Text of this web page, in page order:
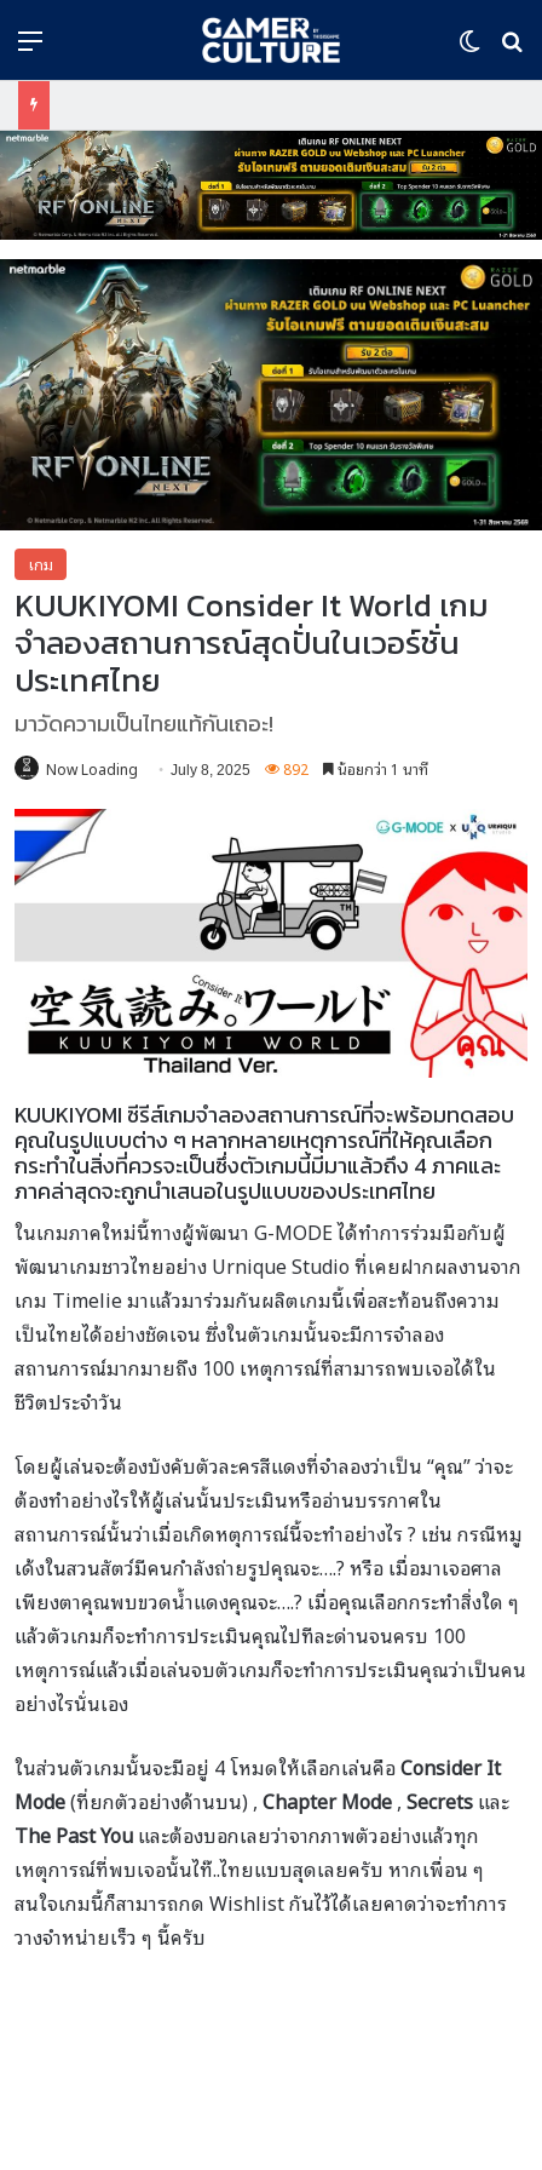
Menu
เกม
KUUKIYOMI Consider It World เกม
จำลองสถานการณ์สุดปั่นในเวอร์ชั่น
ประเทศไทย
มาวัดความเป็นไทยแท้กันเถอะ!
Now Loading July 8, 2025 892 น้อยกว่า 1 นาที
KUUKIYOMI ซีรีส์เกมจำลองสถานการณ์ที่จะพร้อมทดสอบ
คุณในรูปแบบต่าง ๆ หลากหลายเหตุการณ์ที่ให้คุณเลือก
กระทำในสิ่งที่ควรจะเป็นซึ่งตัวเกมนี้มีมาแล้วถึง 4 ภาคและ
ภาคล่าสุดจะถูกนำเสนอในรูปแบบของประเทศไทย
ในเกมภาคใหม่นี้ทางผู้พัฒนา G-MODE ได้ทำการร่วมมือกับผู้
พัฒนาเกมชาวไทยอย่าง Urnique Studio ที่เคยฝากผลงานจาก
เกม Timelie มาแล้วมาร่วมกันผลิตเกมนี้เพื่อสะท้อนถึงความ
เป็นไทยได้อย่างชัดเจน ซึ่งในตัวเกมนั้นจะมีการจำลอง
สถานการณ์มากมายถึง 100 เหตุการณ์ที่สามารถพบเจอได้ใน
ชีวิตประจำวัน
โดยผู้เล่นจะต้องบังคับตัวละครสีแดงที่จำลองว่าเป็น “คุณ” ว่าจะ
ต้องทำอย่างไรให้ผู้เล่นนั้นประเมินหรืออ่านบรรกาศใน
สถานการณ์นั้นว่าเมื่อเกิดหตุการณ์นี้จะทำอย่างไร ? เช่น กรณีหมู
เด้งในสวนสัตว์มีคนกำลังถ่ายรูปคุณจะ….? หรือ เมื่อมาเจอศาล
เพียงตาคุณพบขวดน้ำแดงคุณจะ….? เมื่อคุณเลือกกระทำสิ่งใด ๆ
แล้วตัวเกมก็จะทำการประเมินคุณไปทีละด่านจนครบ 100
เหตุการณ์แล้วเมื่อเล่นจบตัวเกมก็จะทำการประเมินคุณว่าเป็นคน
อย่างไรนั่นเอง
ในส่วนตัวเกมนั้นจะมีอยู่ 4 โหมดให้เลือกเล่นคือConsider It
Mode(ที่ยกตัวอย่างด้านบน) ,Chapter Mode,Secretsและ
The Past Youและต้องบอกเลยว่าจากภาพตัวอย่างแล้วทุก
เหตุการณ์ที่พบเจอนั้นไท๊..ไทยแบบสุดเลยครับ หากเพื่อน ๆ
สนใจเกมนี้ก็สามารถกด Wishlist กันไว้ได้เลยคาดว่าจะทำการ
วางจำหน่ายเร็ว ๆ นี้ครับ